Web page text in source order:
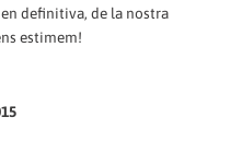
definitiva, de la nostra
estimem!